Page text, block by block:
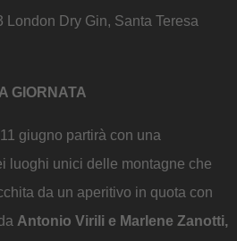
London Dry Gin, Santa Teresa
GIORNATA
giugno partirà con una
luoghi unici delle montagne che
da un aperitivo in quota con
Antonio Virili e Marlene Zanotti,